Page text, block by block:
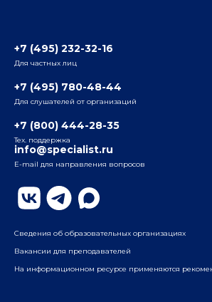
Радио
ул. Радио, д.24, корпус 1, 2-й подъезд,
ул. Воронцовская, д. 35Б, корп.2, 5-й
Бауманский
ул. Бауманская, д. 6, стр. 2, бизнес-
Плаза», 4-й этаж
+7 (495) 232-32-16
Для частных лиц
+7 (495) 780-48-44
Для слушателей от организаций
+7 (800) 444-28-35
Тех. поддержка
info@specialist.ru
E-mail для направления вопросов
Сведения об образовательных организациях
Вакансии для преподавателей
На информационном ресурсе применяются